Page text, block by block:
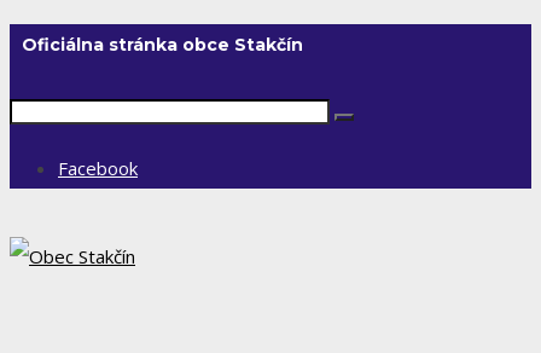
Oficiálna stránka obce Stakčín
Facebook